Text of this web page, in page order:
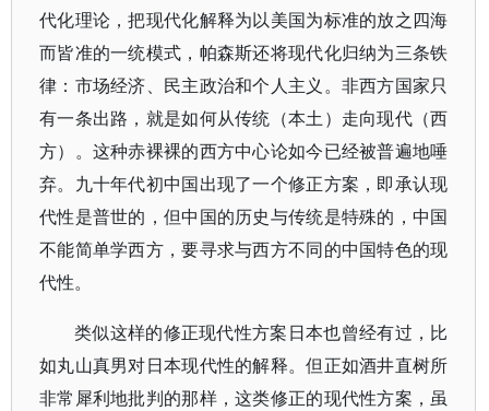
代化理论，把现代化解释为以美国为标准的放之四海
而皆准的一统模式，帕森斯还将现代化归纳为三条铁
律：市场经济、民主政治和个人主义。非西方国家只
有一条出路，就是如何从传统（本土）走向现代（西
方）。这种赤裸裸的西方中心论如今已经被普遍地唾
弃。九十年代初中国出现了一个修正方案，即承认现
代性是普世的，但中国的历史与传统是特殊的，中国
不能简单学西方，要寻求与西方不同的中国特色的现
代性。
类似这样的修正现代性方案日本也曾经有过，比
如丸山真男对日本现代性的解释。但正如酒井直树所
非常犀利地批判的那样，这类修正的现代性方案，虽